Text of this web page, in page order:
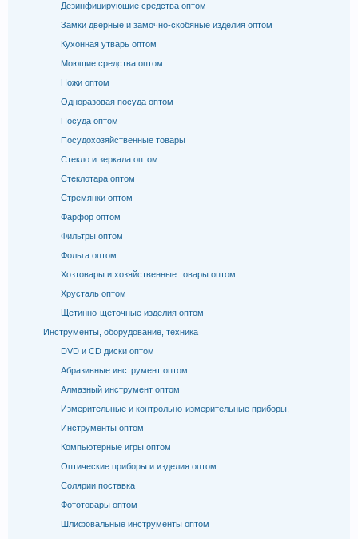
Дезинфицирующие средства оптом
Замки дверные и замочно-скобяные изделия оптом
Кухонная утварь оптом
Моющие средства оптом
Ножи оптом
Одноразовая посуда оптом
Посуда оптом
Посудохозяйственные товары
Стекло и зеркала оптом
Стеклотара оптом
Стремянки оптом
Фарфор оптом
Фильтры оптом
Фольга оптом
Хозтовары и хозяйственные товары оптом
Хрусталь оптом
Щетинно-щеточные изделия оптом
Инструменты, оборудование, техника
DVD и CD диски оптом
Абразивные инструмент оптом
Алмазный инструмент оптом
Измерительные и контрольно-измерительные приборы,
Инструменты оптом
Компьютерные игры оптом
Оптические приборы и изделия оптом
Солярии поставка
Фототовары оптом
Шлифовальные инструменты оптом